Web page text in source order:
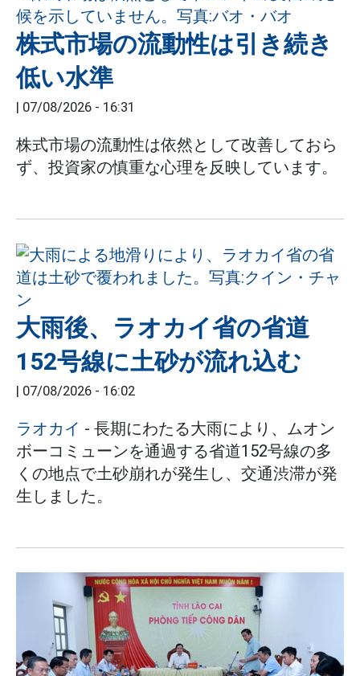
株式市場の流動性は引き続き
低い水準
| 07/08/2026 - 16:31
株式市場の流動性は依然として改善しておら
ず、投資家の慎重な心理を反映しています。
大雨後、ラオカイ省の省道
152号線に土砂が流れ込む
| 07/08/2026 - 16:02
ラオカイ - 長期にわたる大雨により、ムオン
ボーコミューンを通過する省道152号線の多
くの地点で土砂崩れが発生し、交通渋滞が発
生しました。